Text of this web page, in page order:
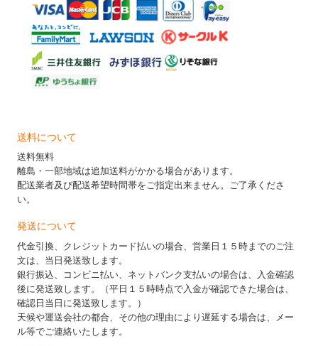
送料について
送料無料
離島・一部地域は追加送料がかかる場合があります。
配送業者及び配送希望時間帯をご指定出来ません。ご了承くださ
い。
発送について
代金引換、クレジットカード払いの場合、営業日１５時までのご注
文は、当日発送致します。
銀行振込、コンビニ払い、ネットバンク支払いの場合は、入金確認
後に発送致します。（平日１５時時点で入金が確認できた場合は、
確認日当日に発送致します。）
天候や運送会社の都合、その他の理由により遅延する場合は、メー
ル等でご連絡いたします。